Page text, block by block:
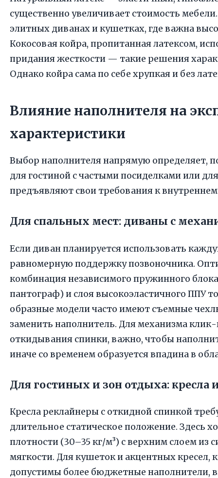
существенно увеличивает стоимость
элитных диванах и кушетках, где важна
Кокосовая койра, пропитанная латексом,
придания жесткости — такие решения
Однако койра сама по себе хрупкая и без
Влияние наполнителя на
характеристики
Выбор наполнителя напрямую определяет,
для гостиной с частыми посиделками или
предъявляют свои требования к
Для спальных мест: диваны с
Если диван планируется использовать
равномерную поддержку позвоночника.
комбинация независимого пружинного
пантограф) и слоя высокоэластичного
образные модели часто имеют съемные
заменить наполнитель. Для механизма клик-
откидывания спинки, важно, чтобы
иначе со временем образуется впадина в
Для гостиных и зон отдыха: кресла
Кресла реклайнеры с откидной спинкой
длительное статическое положение. Здесь
плотности (30–35 кг/м³) с верхним слоем
мягкости. Для кушеток и акцентных кресел,
допустимы более бюджетные наполнители,